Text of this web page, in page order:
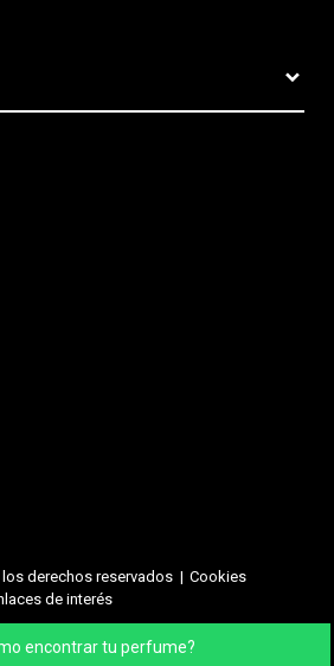
encontrar tu perfume?
derechos reservados
Cookies
de interés